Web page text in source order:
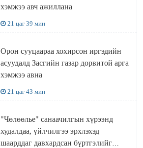
хэмжээ авч ажиллана
21 цаг 39 мин
Орон сууцаараа хохирсон иргэдийн
асуудалд Засгийн газар дорвитой арга
хэмжээ авна
21 цаг 43 мин
"Чөлөөлье" санаачилгын хүрээнд
худалдаа, үйлчилгээ эрхлэхэд
шаарддаг давхардсан бүртгэлийг